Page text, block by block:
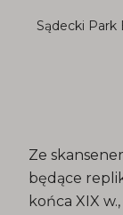
Sądecki Park
Ze
będące
końca XIX